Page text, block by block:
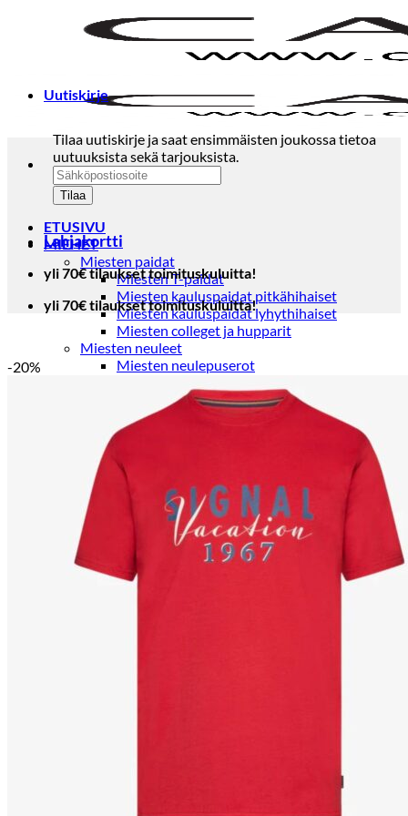
ETUSIVU
MIEHET
Miesten paidat
Miesten T-paidat
Miesten kauluspaidat pitkähihaiset
Miesten kauluspaidat lyhythihaiset
Miesten colleget ja hupparit
Miesten neuleet
Miesten neulepuserot
Puvut ja blazerit
Puvut
Puvuntakit ja blazerit
Miesten housut
Miesten housut
Miesten farkut
Miesten collegehousut
Miesten shortsit
Miesten asusteet
Vyöt ja olkaimet
Solmiot, rusetit ja taskuliinat
Uutiskirje
Tilaa uutiskirje ja saat ensimmäisten joukossa tietoa
uutuuksista sekä tarjouksista.
Lahjakortti
yli 70€ tilaukset toimituskuluitta!
yli 70€ tilaukset toimituskuluitta!
-20%